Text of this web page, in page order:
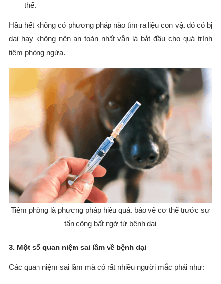
thể.
Hầu hết không có phương pháp nào tìm ra liệu con vật đó có bị
dại hay không nên an toàn nhất vẫn là bắt đầu cho quá trình
tiêm phòng ngừa.
Tiêm phòng là phương pháp hiệu quả, bảo vệ cơ thể trước sự
tấn công bất ngờ từ bệnh dại
3. Một số quan niệm sai lầm về bệnh dại
Các quan niệm sai lầm mà có rất nhiều người mắc phải như: